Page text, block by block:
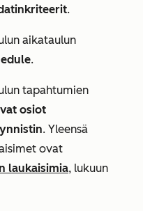
.
aikataulun
.
tapahtumien
osiot
. Yleensä
ovat
laukaisimia, lukuun